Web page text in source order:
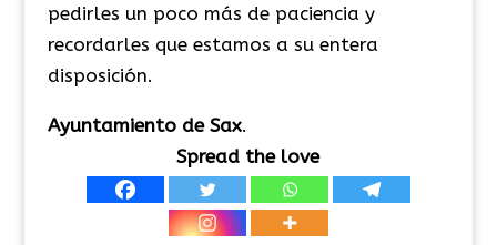
pedirles un poco más de paciencia y
recordarles que estamos a su entera
disposición.
Ayuntamiento de Sax.
Spread the love